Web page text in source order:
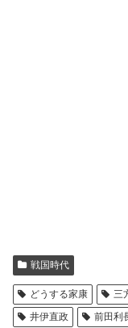
戦国時代
どうする家康 三
井伊直政
前田利